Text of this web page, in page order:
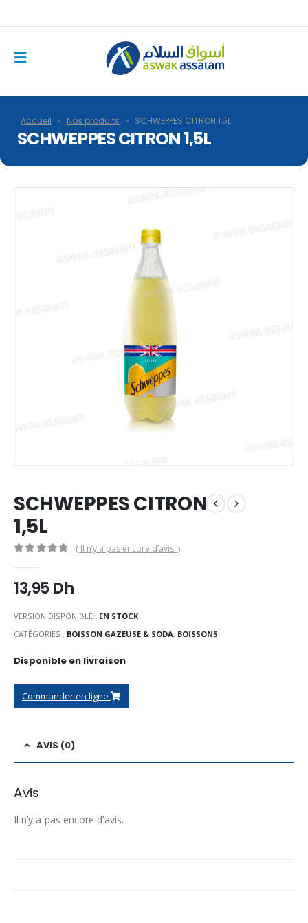
Accueil » Nos produits » SCHWEPPES CITRON 1,5L
SCHWEPPES CITRON 1,5L
SCHWEPPES CITRON
1,5L
( Il n’y a pas encore d’avis. )
13,95Dh
VERSION DISPONIBLE:: EN STOCK
CATÉGORIES : BOISSON GAZEUSE & SODA, BOISSONS
Disponible en livraison
Commander en ligne
AVIS (0)
Avis
Il n’y a pas encore d’avis.